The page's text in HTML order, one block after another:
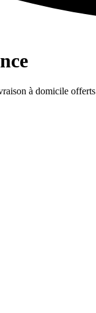
à domicile offerts